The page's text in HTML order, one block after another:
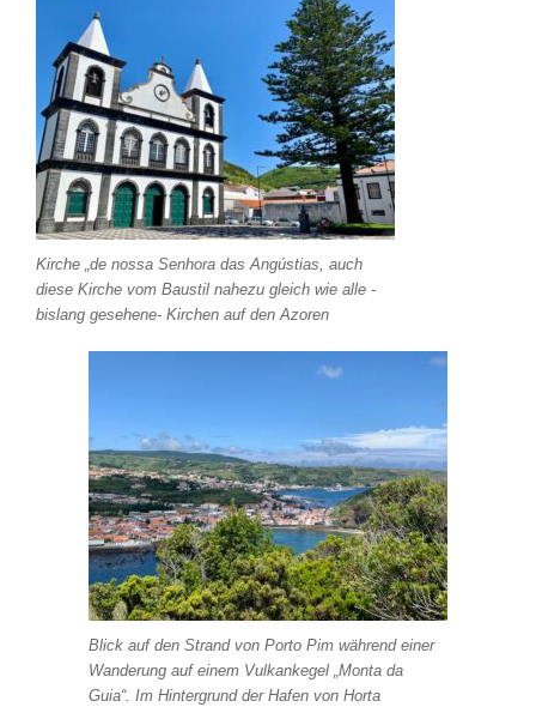
Kirche „de nossa Senhora das Angústias, auch
diese Kirche vom Baustil nahezu gleich wie alle -
bislang gesehene- Kirchen auf den Azoren
Blick auf den Strand von Porto Pim während einer
Wanderung auf einem Vulkankegel „Monta da
Guia“. Im Hintergrund der Hafen von Horta